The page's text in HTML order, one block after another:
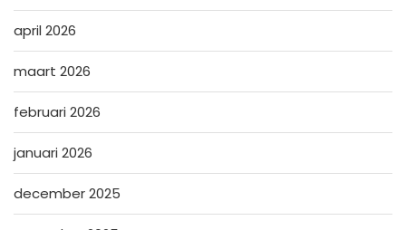
april 2026
maart 2026
februari 2026
januari 2026
december 2025